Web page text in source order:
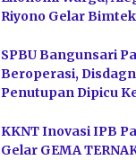
Riyono Gelar
SPBU Bangunsari
Beroperasi,
Penutupan Dipicu
KKNT Inovasi IPB
Gelar GEMA